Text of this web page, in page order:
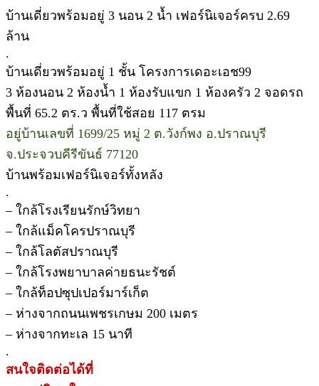
บ้านเดี่ยวพร้อมอยู่ 3 นอน 2 น้ำ เฟอร์นิเจอร์ครบ 2.69
ล้าน
.
บ้านเดี่ยวพร้อมอยู่ 1 ชั้น โครงการเดอะเอช99
3 ห้องนอน 2 ห้องน้ำ 1 ห้องรับแขก 1 ห้องครัว 2 จอดรถ
พื้นที่ 65.2 ตร.ว พื้นที่ใช้สอย 117 ตรม
อยู่บ้านเลขที่ 1699/25 หมู่ 2 ต.วังก์พง อ.ปราณบุรี
จ.ประจวบคีรีขันธ์ 77120
บ้านพร้อมเฟอร์นิเจอร์ทั้งหลัง
.
– ใกล้โรงเรียนรักษ์วิทยา
– ใกล้แม็คโครปราณบุรี
– ใกล้โลตัสปราณบุรี
– ใกล้โรงพยาบาลค่ายธนะรัชต์
– ใกล้ท็อปซุปเปอร์มาร์เก็ต
– ห่างจากถนนเพชรเกษม 200 เมตร
– ห่างจากทะเล 15 นาที
.
สนใจติดต่อได้ที่